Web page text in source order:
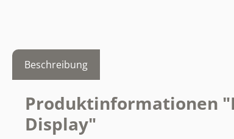
Beschreibung
Produktinformationen
Display"